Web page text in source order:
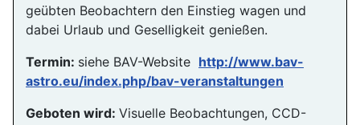
geübten Beobachtern den Einstieg wagen und
dabei Urlaub und Geselligkeit genießen.
Termin: siehe BAV-Website http://www.bav-
astro.eu/index.php/bav-veranstaltungen
Geboten wird: Visuelle Beobachtungen, CCD-